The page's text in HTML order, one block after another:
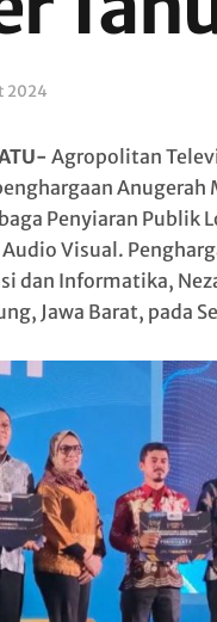
2024
Agropolitan
Anugerah
Penyiaran Publik
Visual.
dan Informatika,
Jawa Barat, pada